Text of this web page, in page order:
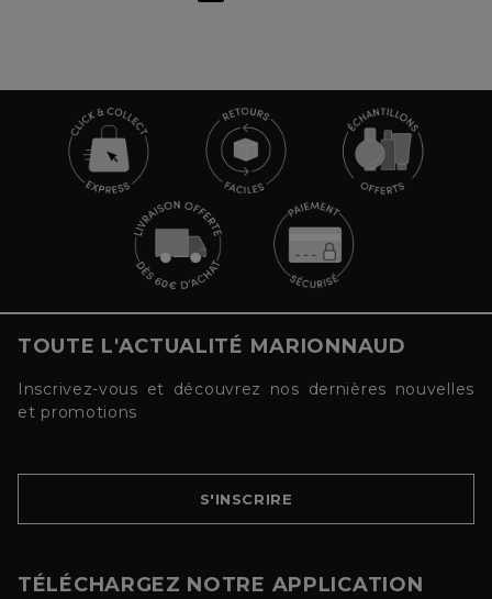
TOUTE L'ACTUALITÉ MARIONNAUD
Inscrivez-vous et découvrez nos dernières nouvelles
et promotions
S'INSCRIRE
TÉLÉCHARGEZ NOTRE APPLICATION